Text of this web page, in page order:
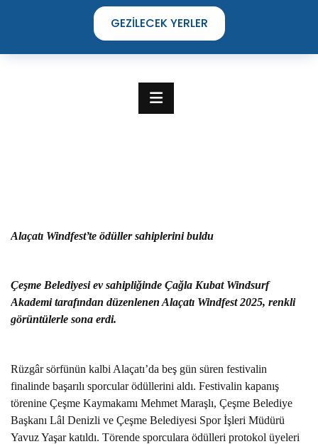
GEZILECEK YERLER
TIME TO DISCOVER
THE UNIQUE STREETS OF ÇEŞME
PLACES TO VISIT
Alaçatı Windfest’te ödüller sahiplerini buldu
Çeşme Belediyesi ev sahipliğinde Çağla Kubat Windsurf
Akademi tarafından düzenlenen Alaçatı Windfest 2025, renkli
görüntülerle sona erdi.
Rüzgâr sörfünün kalbi Alaçatı’da beş gün süren festivalin
finalinde başarılı sporcular ödüllerini aldı. Festivalin kapanış
törenine Çeşme Kaymakamı Mehmet Maraşlı, Çeşme Belediye
Başkanı Lâl Denizli ve Çeşme Belediyesi Spor İşleri Müdürü
Yavuz Yaşar katıldı. Törende sporculara ödülleri protokol üyeleri